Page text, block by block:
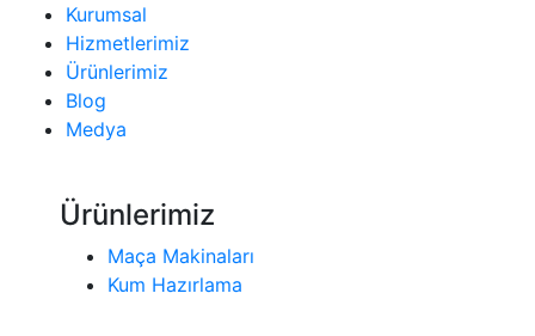
Kurumsal
Hizmetlerimiz
Ürünlerimiz
Blog
Medya
Ürünlerimiz
Maça Makinaları
Kum Hazırlama